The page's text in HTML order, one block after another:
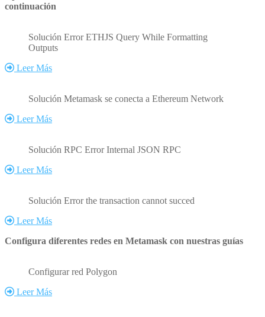
continuación
Solución Error ETHJS Query While Formatting
Outputs
Leer Más
Solución Metamask se conecta a Ethereum Network
Leer Más
Solución RPC Error Internal JSON RPC
Leer Más
Solución Error the transaction cannot succed
Leer Más
Configura diferentes redes en Metamask con nuestras guías
Configurar red Polygon
Leer Más